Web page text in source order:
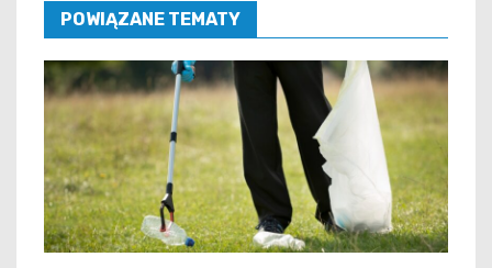
POWIĄZANE TEMATY